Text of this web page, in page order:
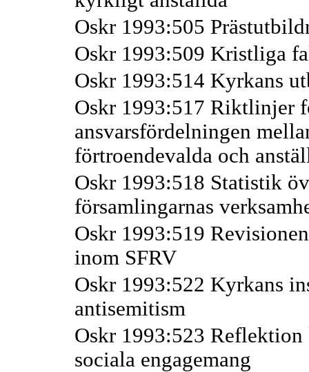
Oskr 1993:505
Oskr 1993:509 Kristliga
Oskr 1993:514 Kyrkans
Oskr 1993:517 Riktlinjer
ansvarsfördelningen
förtroendevalda och
Oskr 1993:518 Statistik
församlingarnas
Oskr 1993:519
inom SFRV
Oskr 1993:522 Kyrkans
antisemitism
Oskr 1993:523
sociala engagemang